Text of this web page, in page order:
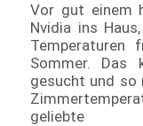
Vor gut einem
Nvidia ins
Temperaturen
Sommer. Das
gesucht und so
geliebte